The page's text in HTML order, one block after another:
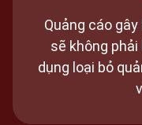
Quảng cáo
sẽ không
dụng loại bỏ